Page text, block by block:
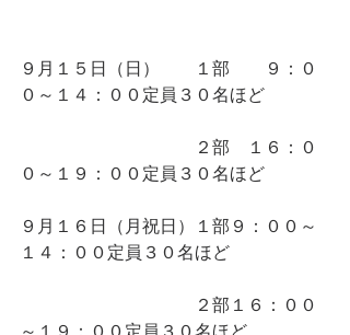
９月１５日（日）　　１部　　９：０
０～１４：００定員３０名ほど
２部　１６：０
０～１９：００定員３０名ほど
９月１６日（月祝日）１部９：００～
１４：００定員３０名ほど
２部１６：００
～１９：００定員３０名ほど